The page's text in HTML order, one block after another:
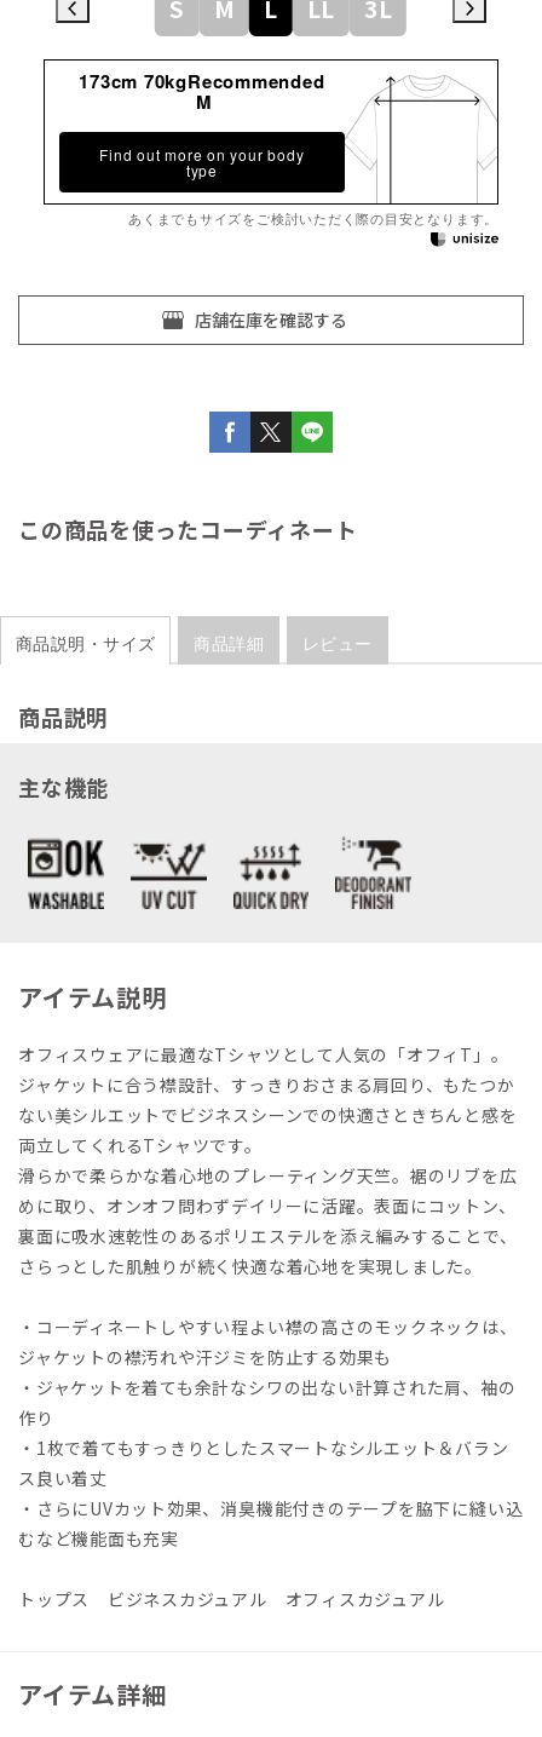
S M L LL 3L
173cm 70kgRecommended
M
Find out more on your body
type
あくまでもサイズをご検討いただく際の目安となります。
この商品を使ったコーディネート
商品説明・サイズ 商品詳細 レビュー
商品説明
主な機能
アイテム説明
オフィスウェアに最適なTシャツとして人気の「オフィT」。
ジャケットに合う襟設計、すっきりおさまる肩回り、もたつか
ない美シルエットでビジネスシーンでの快適さときちんと感を
両立してくれるTシャツです。
滑らかで柔らかな着心地のプレーティング天竺。裾のリブを広
めに取り、オンオフ問わずデイリーに活躍。表面にコットン、
裏面に吸水速乾性のあるポリエステルを添え編みすることで、
さらっとした肌触りが続く快適な着心地を実現しました。
・コーディネートしやすい程よい襟の高さのモックネックは、
ジャケットの襟汚れや汗ジミを防止する効果も
・ジャケットを着ても余計なシワの出ない計算された肩、袖の
作り
・1枚で着てもすっきりとしたスマートなシルエット＆バラン
ス良い着丈
・さらにUVカット効果、消臭機能付きのテープを脇下に縫い込
むなど機能面も充実
トップス ビジネスカジュアル オフィスカジュアル
アイテム詳細